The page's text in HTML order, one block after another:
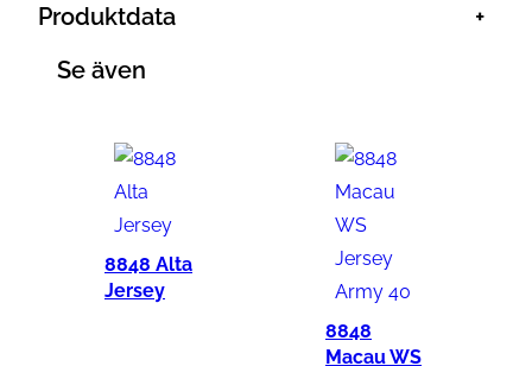
Produktdata
+
Se även
8848 Alta
Jersey
8848
Macau WS